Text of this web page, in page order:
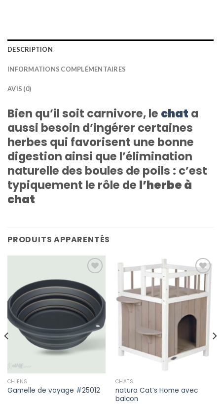
DESCRIPTION
INFORMATIONS COMPLÉMENTAIRES
AVIS (0)
Bien qu’il soit carnivore, le chat a
aussi besoin d’ingérer certaines
herbes qui favorisent une bonne
digestion ainsi que l’élimination
naturelle des boules de poils : c’est
typiquement le rôle de l’herbe à
chat
PRODUITS APPARENTÉS
to
wishlist
CHIENS
Gamelle de voyage #25012
Add
to
wishlist
CHATS
natura Cat’s Home avec
balcon